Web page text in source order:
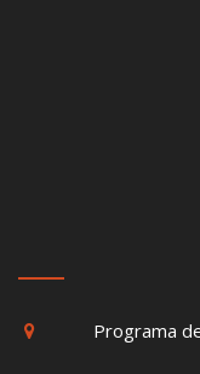
Programa